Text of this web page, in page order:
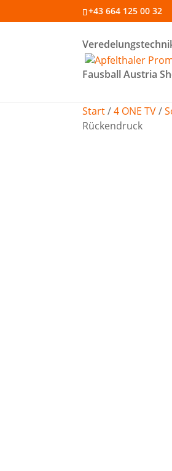
+43 664 125 00 32
Fausball Austria
Start/4 ONE TV/
Rückendruck